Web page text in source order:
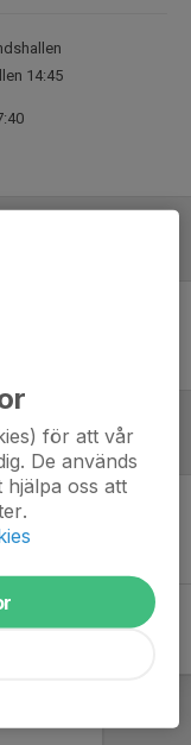
14:45
för att vår
De används
oss att